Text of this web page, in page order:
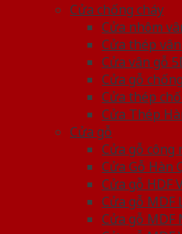
Cửa chống cháy
Cửa nhôm
Cửa thép
Cửa vân gỗ
Cửa gỗ
Cửa thép
Cửa Thép
Cửa gỗ
Cửa gỗ công
Cửa Gỗ Hàn
Cửa gỗ HDF
Cửa gỗ MDF
Cửa gỗ MDF